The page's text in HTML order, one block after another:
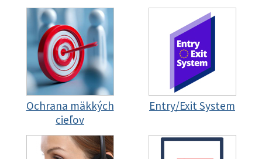
Ochrana mäkkých
cieľov
Entry/Exit System